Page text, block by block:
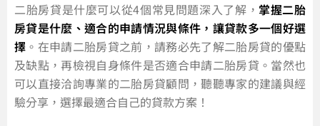
二胎房貸是什麼可以從4個常見問題深入了解， 掌握二胎
房貸是什麼、適合的申請情況與條件，讓貸款多一個好選
擇 。在申請二胎房貸之前，請務必先了解二胎房貸的優點
及缺點，再檢視自身條件是否適合申請二胎房貸。當然也
可以直接洽詢專業的二胎房貸顧問，聽聽專家的建議與經
驗分享，選擇最適合自己的貸款方案！